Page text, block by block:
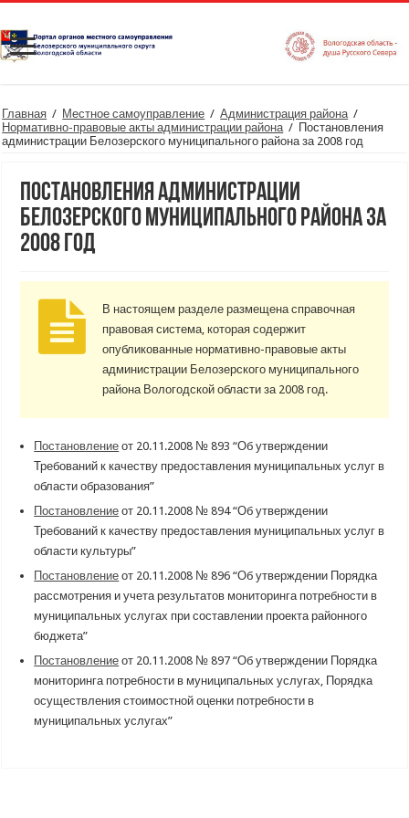
Главная / Местное самоуправление / Администрация района /
Нормативно-правовые акты администрации района / Постановления
администрации Белозерского муниципального района за 2008 год
Постановления администрации
Белозерского муниципального района за
2008 год
В настоящем разделе размещена справочная
правовая система, которая содержит
опубликованные нормативно-правовые акты
администрации Белозерского муниципального
района Вологодской области за 2008 год.
Постановление от 20.11.2008 № 893 “Об утверждении
Требований к качеству предоставления муниципальных услуг в
области образования”
Постановление от 20.11.2008 № 894 “Об утверждении
Требований к качеству предоставления муниципальных услуг в
области культуры”
Постановление от 20.11.2008 № 896 “Об утверждении Порядка
рассмотрения и учета результатов мониторинга потребности в
муниципальных услугах при составлении проекта районного
бюджета”
Постановление от 20.11.2008 № 897 “Об утверждении Порядка
мониторинга потребности в муниципальных услугах, Порядка
осуществления стоимостной оценки потребности в
муниципальных услугах”